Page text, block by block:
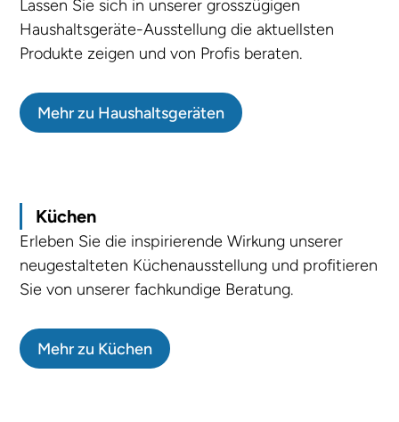
Lassen Sie sich in unserer grosszügigen
Haushaltsgeräte-Ausstellung die aktuellsten
Produkte zeigen und von Profis beraten.
Mehr zu Haushaltsgeräten
Küchen
Erleben Sie die inspirierende Wirkung unserer
neugestalteten Küchenausstellung und profitieren
Sie von unserer fachkundige Beratung.
Mehr zu Küchen